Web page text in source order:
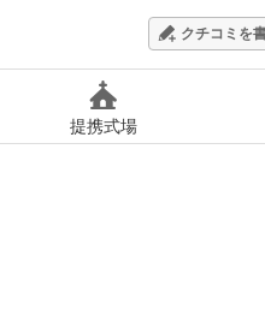
クチコミを
提携式場